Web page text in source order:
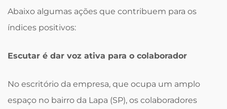
Abaixo algumas ações que contribuem para os
índices positivos:
Escutar é dar voz ativa para o colaborador
No escritório da empresa, que ocupa um amplo
espaço no bairro da Lapa (SP), os colaboradores